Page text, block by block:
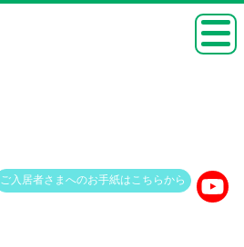
ご入居者さまへのお手紙はこちらから